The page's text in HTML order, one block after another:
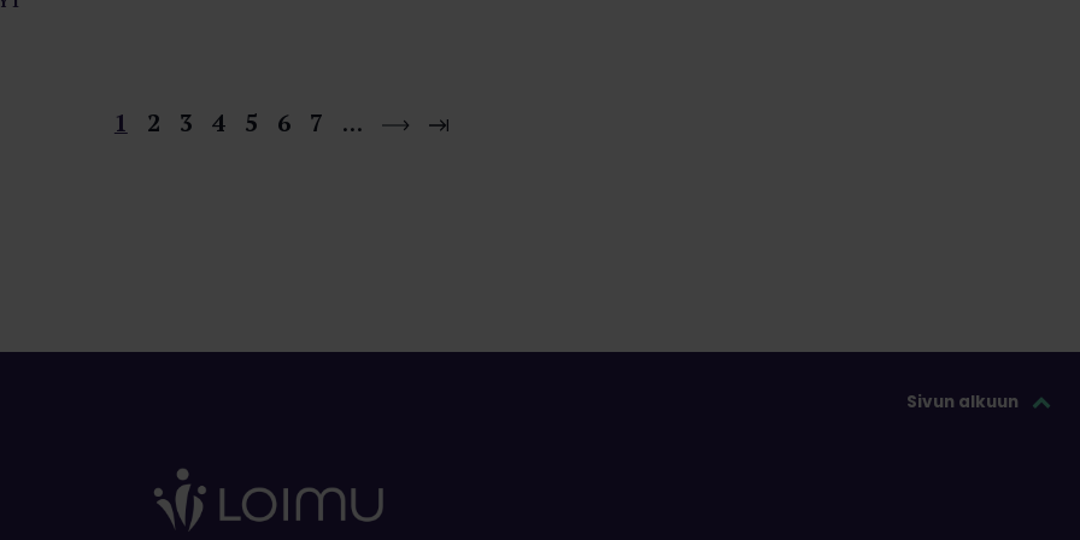
1 2 3 4 5 6 7 …
Sivun alkuun